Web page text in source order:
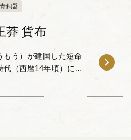
青銅器
莽 貨布
もう）が建国した短命
代（西暦14年頃）に鋳
呼ばれる青銅貨幣を